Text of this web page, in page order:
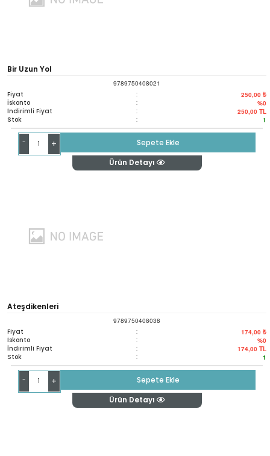
Bir Uzun Yol
9789750408021
Fiyat : 250,00 ₺
İskonto : %0
İndirimli Fiyat : 250,00 TL
Stok : 1
- +
Sepete Ekle
Ürün Detayı
Ateşdikenleri
9789750408038
Fiyat : 174,00 ₺
İskonto : %0
İndirimli Fiyat : 174,00 TL
Stok : 1
- +
Sepete Ekle
Ürün Detayı